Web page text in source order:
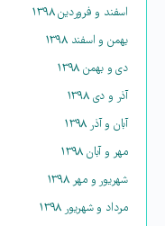
اسفند و فروردین ۱۳۹۸
بهمن و اسفند ۱۳۹۸
دی و بهمن ۱۳۹۸
آذر و دی ۱۳۹۸
آبان و آذر ۱۳۹۸
مهر و آبان ۱۳۹۸
شهریور و مهر ۱۳۹۸
مرداد و شهریور ۱۳۹۸